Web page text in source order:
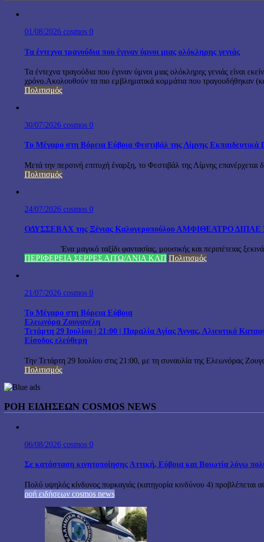
01/08/2026 cosmos 0
Τα έντεχνα τραγούδια που έγιναν ύμνοι μιας ολόκληρης γενιάς
Τα έντεχνα τραγούδια που έγιναν ύμνοι μιας ολόκληρης γενιάς είναι
χρόνο.Ακολουθούν τα πιο εμβληματικά κομμάτια που τραγουδήθηκαν
Πολιτισμός
30/07/2026 cosmos 0
Το Μέγαρο στη Βόρεια Εύβοια Φεστιβάλ της Λίμνης Εκπαιδευτικά
Μετά την περσινή επιτυχή έναρξη, το Φεστιβάλ της Λίμνης
Πολιτισμός
24/07/2026 cosmos 0
ΟΔΥΣΣΕΒΑΧ της Ξένιας Καλογεροπούλου ΑΜΦΙΘΕΑΤΡΟ ΔΙΠΑΕ
Ένα μαγικό ταξίδι φαντασίας, μουσικής και περιπέτειας
ΠΕΡΙΦΕΡΕΙΑ ΣΕΡΡΕΣ ΑΙΤΩ/ΛΝΙΑ ΚΛΠ Πολιτισμός
21/07/2026 cosmos 0
Το Μέγαρο στη Βόρεια Εύβοια
Ελεωνόρα Ζουγανέλη
Τετάρτη 29 Ιουλίου | 21:00 | Παραλία Αγίας Άννας, Αλιευτικό
Είσοδος ελεύθερη
Την Τετάρτη 29 Ιουλίου στις 21:00, με τη συναυλία της Ελεωνόρας
Πολιτισμός
ΡΟΗ ΕΙΔΗΣΕΩΝ COSMOS NEWS
06/08/2026 cosmos 0
Σε κατάσταση κινητοποίησης Αττική, Εύβοια και Βοιωτία λόγω
Πολύ υψηλός κίνδυνος πυρκαγιάς (κατηγορία κινδύνου 4) προβλέπεται
ροή ειδήσεων cosmos news